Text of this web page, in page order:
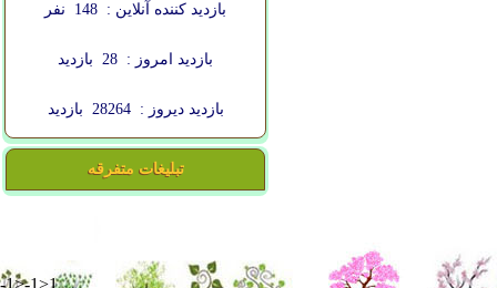
بازدید کننده آنلاین : 148 نفر
بازدید امروز : 28 بازدید
بازدید دیروز : 28264 بازدید
تبلیغات متفرقه
-1>-1>1